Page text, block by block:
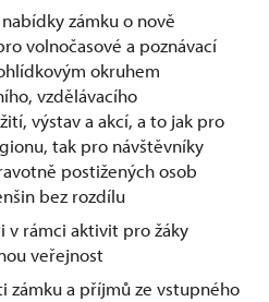
zámku o nově
volnočasové a poznávací
okruhem
vzdělávacího
výstav a akcí, a to jak pro
tak pro návštěvníky
postižených osob
bez rozdílu
v rámci aktivit pro žáky
veřejnost
zámku a příjmů ze vstupného